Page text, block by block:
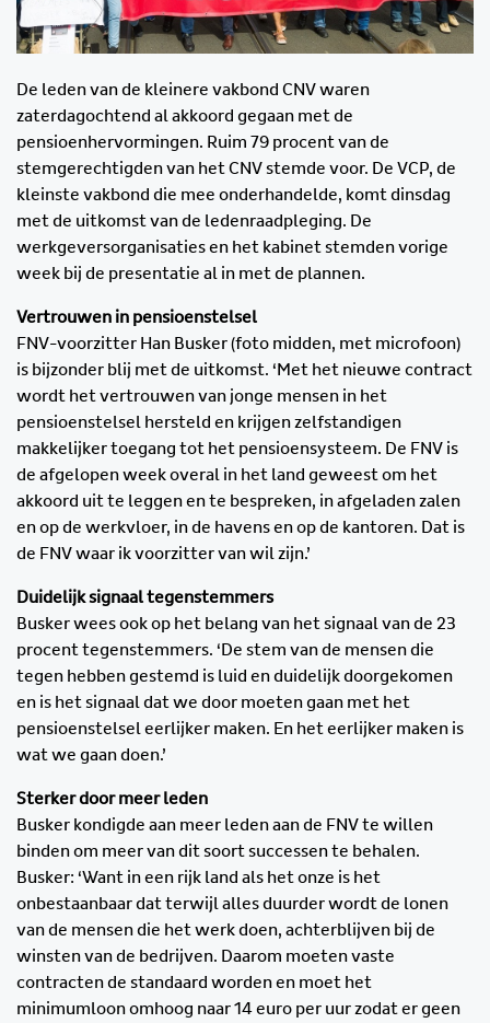
De leden van de kleinere vakbond CNV waren
zaterdagochtend al akkoord gegaan met de
pensioenhervormingen. Ruim 79 procent van de
stemgerechtigden van het CNV stemde voor. De VCP, de
kleinste vakbond die mee onderhandelde, komt dinsdag
met de uitkomst van de ledenraadpleging. De
werkgeversorganisaties en het kabinet stemden vorige
week bij de presentatie al in met de plannen.
Vertrouwen in pensioenstelsel
FNV-voorzitter Han Busker (foto midden, met microfoon)
is bijzonder blij met de uitkomst. ‘Met het nieuwe contract
wordt het vertrouwen van jonge mensen in het
pensioenstelsel hersteld en krijgen zelfstandigen
makkelijker toegang tot het pensioensysteem. De FNV is
de afgelopen week overal in het land geweest om het
akkoord uit te leggen en te bespreken, in afgeladen zalen
en op de werkvloer, in de havens en op de kantoren. Dat is
de FNV waar ik voorzitter van wil zijn.’
Duidelijk signaal tegenstemmers
Busker wees ook op het belang van het signaal van de 23
procent tegenstemmers. ‘De stem van de mensen die
tegen hebben gestemd is luid en duidelijk doorgekomen
en is het signaal dat we door moeten gaan met het
pensioenstelsel eerlijker maken. En het eerlijker maken is
wat we gaan doen.’
Sterker door meer leden
Busker kondigde aan meer leden aan de FNV te willen
binden om meer van dit soort successen te behalen.
Busker: ‘Want in een rijk land als het onze is het
onbestaanbaar dat terwijl alles duurder wordt de lonen
van de mensen die het werk doen, achterblijven bij de
winsten van de bedrijven. Daarom moeten vaste
contracten de standaard worden en moet het
minimumloon omhoog naar 14 euro per uur zodat er geen